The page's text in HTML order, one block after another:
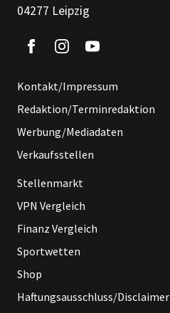
04277 Leipzig
Kontakt/Impressum
Redaktion/Terminredaktion
Werbung/Mediadaten
Verkaufsstellen
Stellenmarkt
VPN Vergleich
Finanz Vergleich
Sportwetten
Shop
Haftungsausschluss/Disclaimer